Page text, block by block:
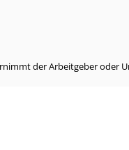
der Arbeitgeber oder